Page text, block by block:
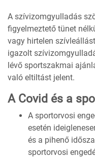
A szívizomgyulladás
figyelmeztető tünet
vagy hirtelen
igazolt
lévő sportszakmai
való eltiltást jelent.
A Covid és a
A sportorvosi
esetén
és a pihenő
sportorvosi